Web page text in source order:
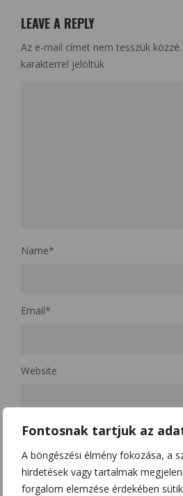
Fontosnak tartjuk az
A böngészési élmény fokozása, a
hirdetések vagy tartalmak
forgalom elemzése érdekében
LEAVE A REPLY
Az e-mail címet nem tesszük közzé.
karakterrel jelöltük
Name*
Email*
Website
A nevem, e-mail címem, és
böngészőben a következő
Kérjük, adja meg a választ